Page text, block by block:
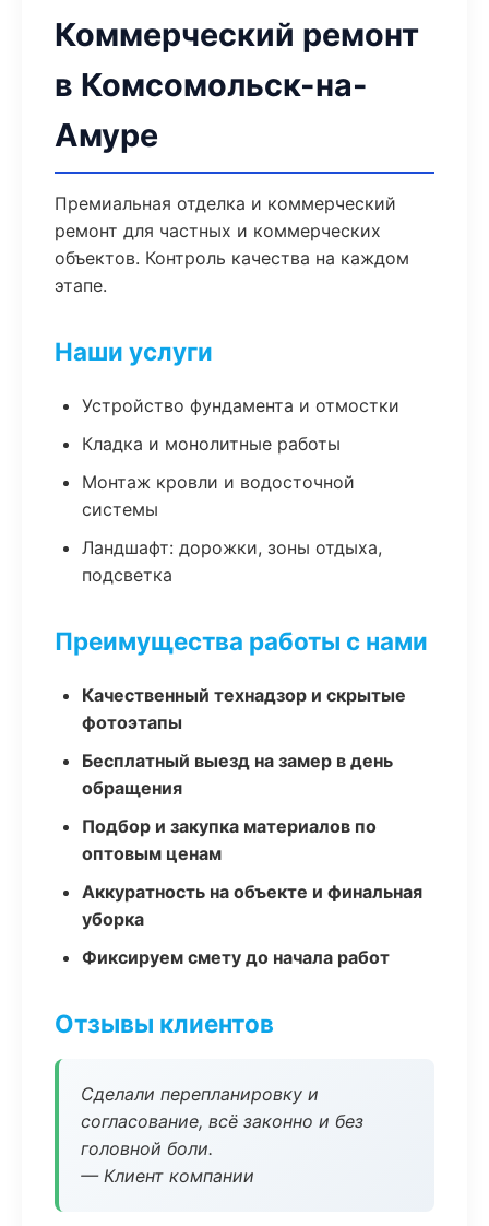
Коммерческий ремонт
в Комсомольск-на-
Амуре
Премиальная отделка и коммерческий
ремонт для частных и коммерческих
объектов. Контроль качества на каждом
этапе.
Наши услуги
Устройство фундамента и отмостки
Кладка и монолитные работы
Монтаж кровли и водосточной
системы
Ландшафт: дорожки, зоны отдыха,
подсветка
Преимущества работы с нами
Качественный технадзор и скрытые
фотоэтапы
Бесплатный выезд на замер в день
обращения
Подбор и закупка материалов по
оптовым ценам
Аккуратность на объекте и финальная
уборка
Фиксируем смету до начала работ
Отзывы клиентов
Сделали перепланировку и
согласование, всё законно и без
головной боли.
— Клиент компании